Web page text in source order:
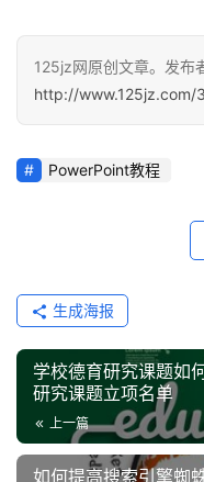
源
问
答
125jz网原创文章。发布
http://www.125jz.com/
PowerPoint教程
生成海报
学校德育研究课题如
研究课题立项名单
上一篇
如何提高搜索引擎蜘